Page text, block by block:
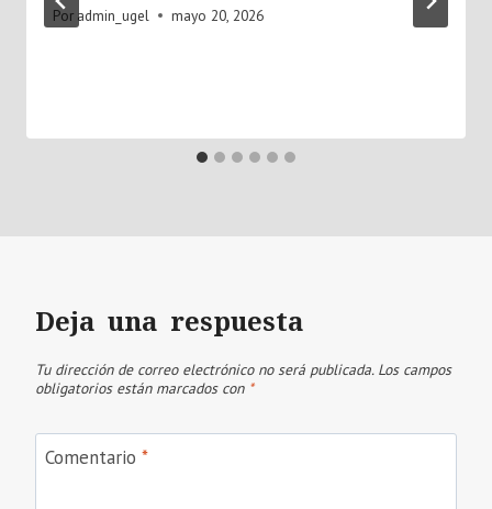
Por admin_ugel mayo 20, 2026
Deja una respuesta
Tu dirección de correo electrónico no será publicada. Los campos
obligatorios están marcados con *
Comentario *